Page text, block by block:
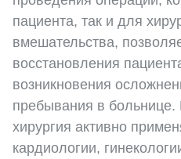
пациента, так и для
вмешательства,
восстановления
возникновения
пребывания в больнице.
хирургия активно
кардиологии,